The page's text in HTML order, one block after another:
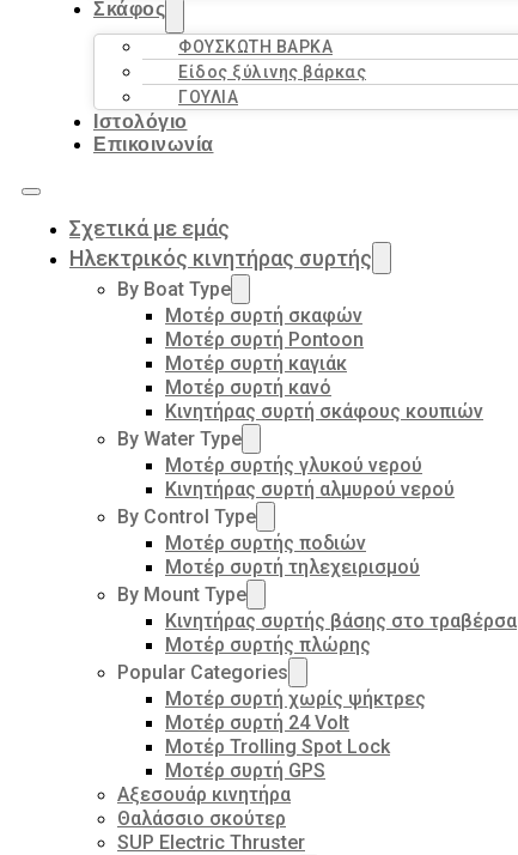
Σκάφος
ΦΟΥΣΚΩΤΗ ΒΑΡΚΑ
Είδος ξύλινης βάρκας
ΓΟΥΛΙΑ
Ιστολόγιο
Επικοινωνία
Σχετικά με εμάς
Ηλεκτρικός κινητήρας συρτής
By Boat Type
Μοτέρ συρτή σκαφών
Μοτέρ συρτή Pontoon
Μοτέρ συρτή καγιάκ
Μοτέρ συρτή κανό
Κινητήρας συρτή σκάφους κουπιών
By Water Type
Μοτέρ συρτής γλυκού νερού
Κινητήρας συρτή αλμυρού νερού
By Control Type
Μοτέρ συρτής ποδιών
Μοτέρ συρτή τηλεχειρισμού
By Mount Type
Κινητήρας συρτής βάσης στο τραβέρσα
Μοτέρ συρτής πλώρης
Popular Categories
Μοτέρ συρτή χωρίς ψήκτρες
Μοτέρ συρτή 24 Volt
Μοτέρ Trolling Spot Lock
Μοτέρ συρτή GPS
Αξεσουάρ κινητήρα
Θαλάσσιο σκούτερ
SUP Electric Thruster